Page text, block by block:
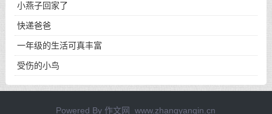
小燕子回家了
快递爸爸
一年级的生活可真丰富
受伤的小鸟
Powered By 作文网_www.zhangyanqin.cn